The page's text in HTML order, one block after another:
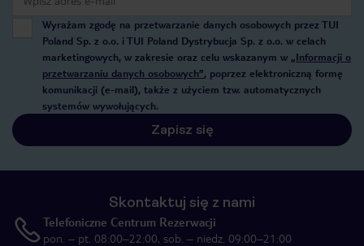
Wyrażam zgodę na przetwarzanie danych osobowych przez TUI
Poland Sp. z o.o. i TUI Poland Dystrybucja Sp. z o.o. w celach
marketingowych, w zakresie oraz celu wskazanym w „Informacji o
przetwarzaniu danych osobowych”, poprzez elektroniczną formę
komunikacji (e-mail), także z użyciem tzw. automatycznych
systemów wywołujących.
Zapisz się
Skontaktuj się z nami
Telefoniczne Centrum Rezerwacji
pon. – pt. 08:00–22:00, sob. – niedz. 09:00–21:00